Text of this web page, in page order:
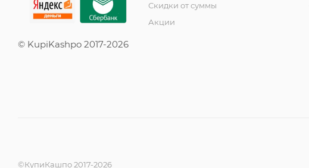
© KupiKashpo 2017-2026
Скидки от суммы
Акции
©КупиКашпо 2017-2026